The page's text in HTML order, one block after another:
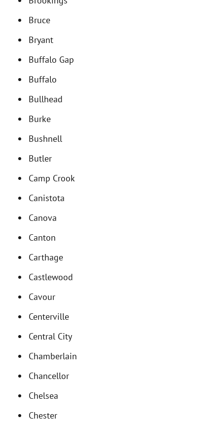
Bruce
Bryant
Buffalo Gap
Buffalo
Bullhead
Burke
Bushnell
Butler
Camp Crook
Canistota
Canova
Canton
Carthage
Castlewood
Cavour
Centerville
Central City
Chamberlain
Chancellor
Chelsea
Chester